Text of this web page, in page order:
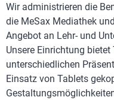
Wir administrieren die
die MeSax Mediathek
Angebot an Lehr- und
Unsere Einrichtung
unterschiedlichen
Einsatz von Tablets